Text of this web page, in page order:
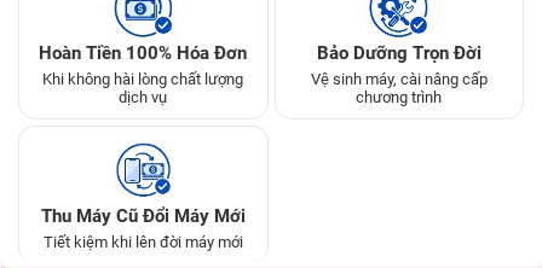
Hoàn Tiền 100% Hóa Đơn
Khi không hài lòng chất lượng
dịch vụ
Bảo Dưỡng Trọn Đời
Vệ sinh máy, cài nâng cấp
chương trình
Thu Máy Cũ Đổi Máy Mới
Tiết kiệm khi lên đời máy mới